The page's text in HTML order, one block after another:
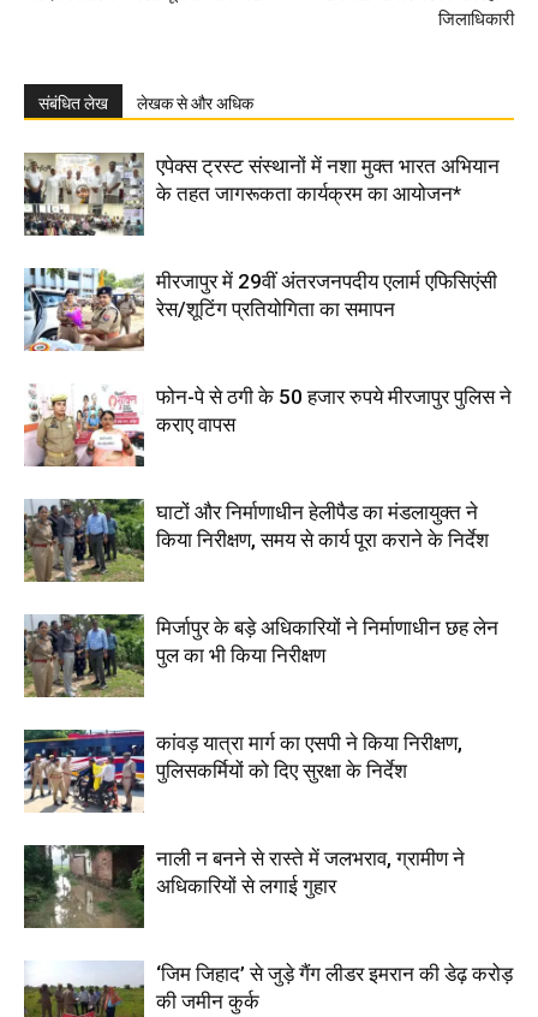
जिलाधिकारी
संबंधित लेख लेखक से और अधिक
एपेक्स ट्रस्ट संस्थानों में नशा मुक्त भारत अभियान
के तहत जागरूकता कार्यक्रम का आयोजन*
मीरजापुर में 29वीं अंतरजनपदीय एलार्म एफिसिएंसी
रेस/शूटिंग प्रतियोगिता का समापन
फोन-पे से ठगी के 50 हजार रुपये मीरजापुर पुलिस ने
कराए वापस
घाटों और निर्माणाधीन हेलीपैड का मंडलायुक्त ने
किया निरीक्षण, समय से कार्य पूरा कराने के निर्देश
मिर्जापुर के बड़े अधिकारियों ने निर्माणाधीन छह लेन
पुल का भी किया निरीक्षण
कांवड़ यात्रा मार्ग का एसपी ने किया निरीक्षण,
पुलिसकर्मियों को दिए सुरक्षा के निर्देश
नाली न बनने से रास्ते में जलभराव, ग्रामीण ने
अधिकारियों से लगाई गुहार
‘जिम जिहाद’ से जुड़े गैंग लीडर इमरान की डेढ़ करोड़
की जमीन कुर्क